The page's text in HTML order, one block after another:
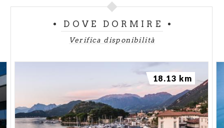
DOVE DORMIRE
Verifica disponibilità
18.13 km